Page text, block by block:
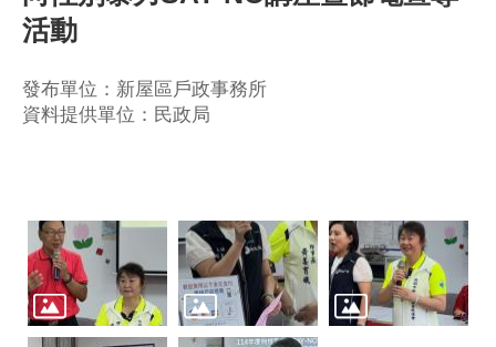
活動
發布單位：新屋區戶政事務所
資料提供單位：民政局